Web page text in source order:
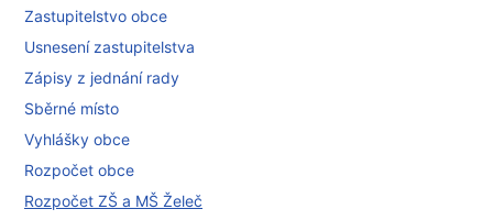
Zastupitelstvo obce
Usnesení zastupitelstva
Zápisy z jednání rady
Sběrné místo
Vyhlášky obce
Rozpočet obce
Rozpočet ZŠ a MŠ Želeč